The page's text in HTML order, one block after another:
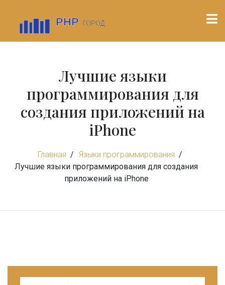
Лучшие языки
программирования для
создания приложений на
iPhone
Главная
Языки программирования
Лучшие языки программирования для создания
приложений на iPhone